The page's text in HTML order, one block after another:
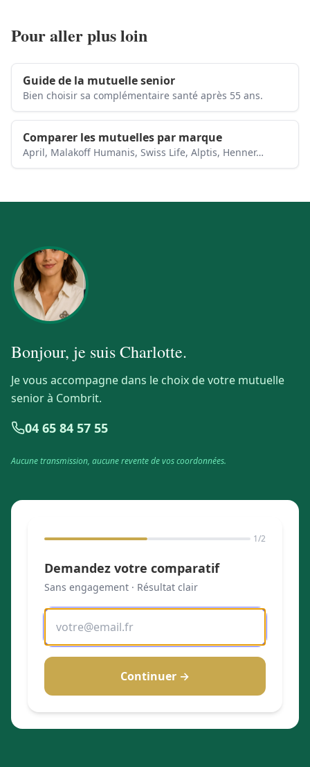
Pour aller plus loin
Guide de la mutuelle senior
Bien choisir sa complémentaire santé après 55 ans.
Comparer les mutuelles par marque
April, Malakoff Humanis, Swiss Life, Alptis, Henner…
Bonjour, je suisCharlotte.
Je vous accompagne dans le choix de votre mutuelle
senior à Combrit.
04 65 84 57 55
Aucune transmission, aucune revente de vos coordonnées.
1/2
Demandez votre comparatif
Sans engagement · Résultat clair
Continuer →